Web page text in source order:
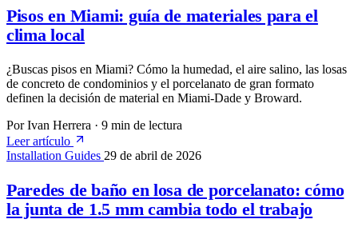
Pisos en Miami: guía de materiales para el
clima local
¿Buscas pisos en Miami? Cómo la humedad, el aire salino, las losas
de concreto de condominios y el porcelanato de gran formato
definen la decisión de material en Miami-Dade y Broward.
Por Ivan Herrera · 9 min de lectura
Leer artículo
Installation Guides 29 de abril de 2026
Paredes de baño en losa de porcelanato: cómo
la junta de 1.5 mm cambia todo el trabajo